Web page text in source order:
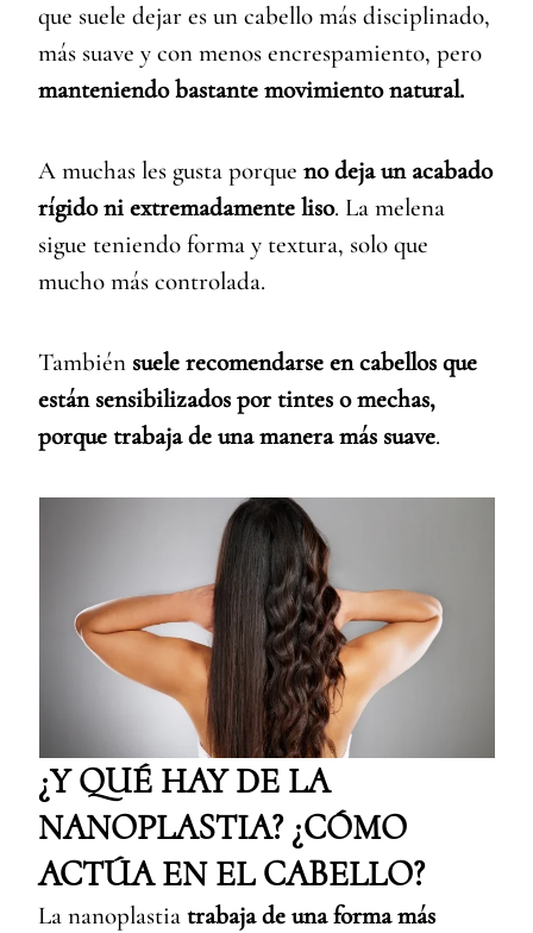
que suele dejar es un cabello más disciplinado,
más suave y con menos encrespamiento, pero
manteniendo bastante movimiento natural.
A muchas les gusta porque no deja un acabado
rígido ni extremadamente liso. La melena
sigue teniendo forma y textura, solo que
mucho más controlada.
También suele recomendarse en cabellos que
están sensibilizados por tintes o mechas,
porque trabaja de una manera más suave.
¿Y QUÉ HAY DE LA
NANOPLASTIA? ¿CÓMO
ACTÚA EN EL CABELLO?
La nanoplastia trabaja de una forma más